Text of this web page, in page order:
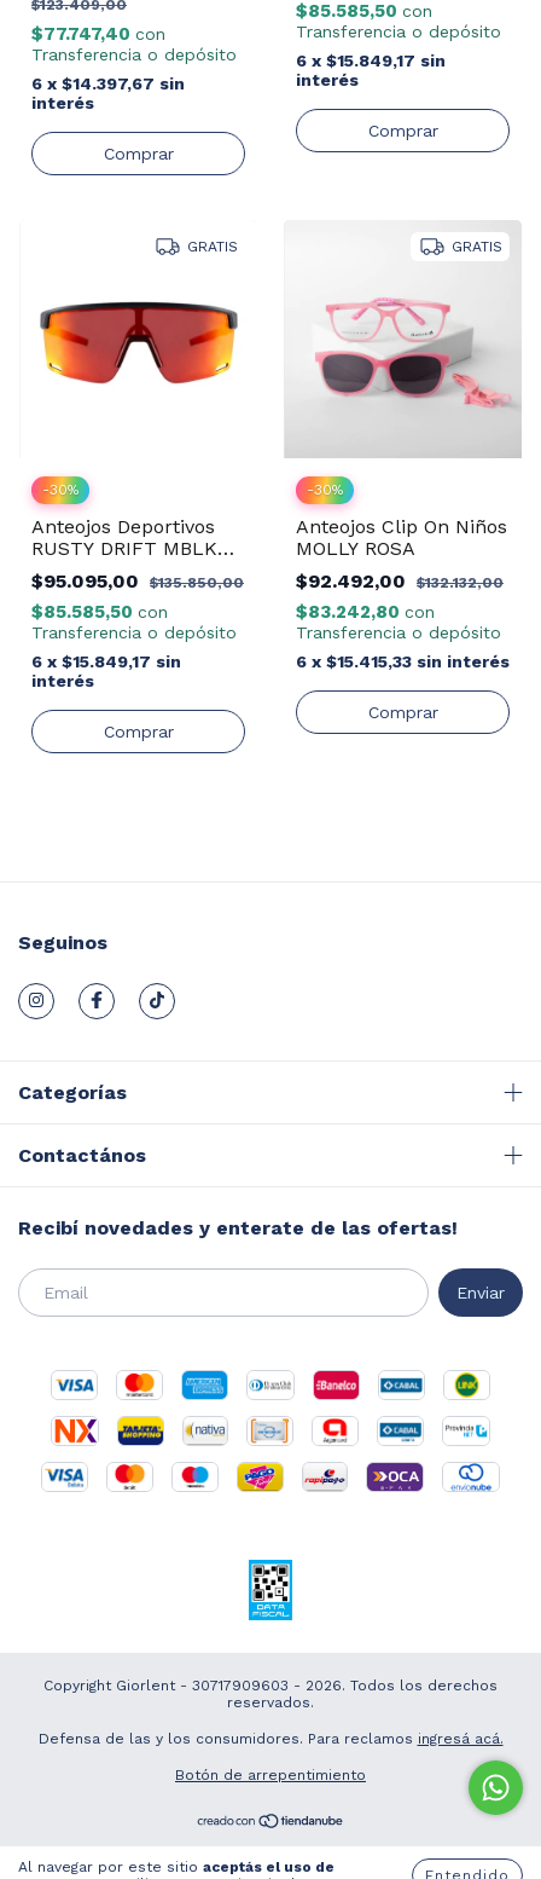
Al navegar por este sitio aceptás el uso de
Entendido
$123.409,00
$77.747,40 con
Transferencia o depósito
6 x $14.397,67 sin
interés
$85.585,50 con
Transferencia o depósito
6 x $15.849,17 sin
interés
GRATIS
-30%
Anteojos Deportivos
RUSTY DRIFT MBLK
REVO RED
$95.095,00 $135.850,00
$85.585,50 con
Transferencia o depósito
6 x $15.849,17 sin
interés
GRATIS
-30%
Anteojos Clip On Niños
MOLLY ROSA
$92.492,00
$132.132,00
$83.242,80 con
Transferencia o depósito
6 x $15.415,33 sin interés
Seguinos
Categorías
Contactános
Recibí novedades y enterate de las ofertas!
Copyright Giorlent - 30717909603 - 2026. Todos los derechos
reservados.
Defensa de las y los consumidores. Para reclamos ingresá acá.
Botón de arrepentimiento